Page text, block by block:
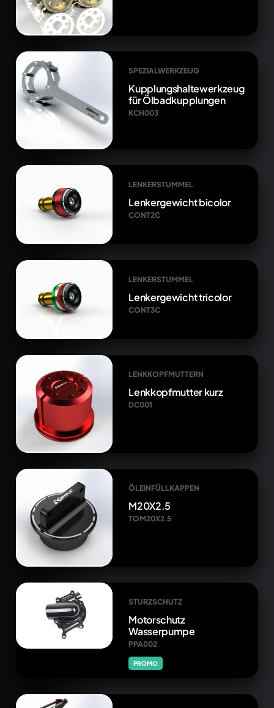
SPEZIALWERKZEUG
Kupplungshaltewerkzeug
für Ölbadkupplungen
KCH003
LENKERSTUMMEL
Lenkergewicht bicolor
CONT2C
LENKERSTUMMEL
Lenkergewicht tricolor
CONT3C
LENKKOPFMUTTERN
Lenkkopfmutter kurz
DC001
ÖLEINFÜLLKAPPEN
M20X2.5
TOM20X2.5
STURZSCHUTZ
Motorschutz
Wasserpumpe
PPA002
PROMO